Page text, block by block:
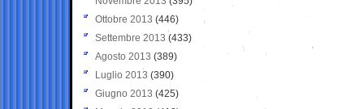
Ottobre 2013 (446)
Settembre 2013 (433)
Agosto 2013 (389)
Luglio 2013 (390)
Giugno 2013 (425)